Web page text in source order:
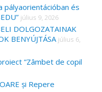
pályaorientációban és
július 9, 2026
DOLGOZATAINAK
BENYÚJTÁSA július 6,
”Zâmbet de copil
și Repere